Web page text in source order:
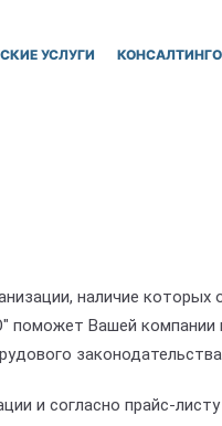
УСЛУГИ
наличие которых
Вашей компании
и согласно прайс-